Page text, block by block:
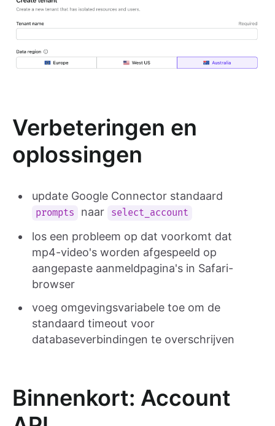
Verbeteringen en
oplossingen
update Google Connector standaard
prompts naar select_account
los een probleem op dat voorkomt dat
mp4-video's worden afgespeeld op
aangepaste aanmeldpagina's in Safari-
browser
voeg omgevingsvariabele toe om de
standaard timeout voor
databaseverbindingen te overschrijven
Binnenkort: Account